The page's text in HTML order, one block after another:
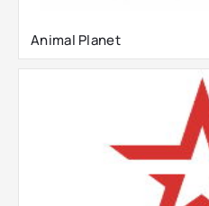
Animal Planet